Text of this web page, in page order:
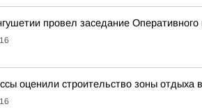
провел заседание
оценили строительство зоны отдыха